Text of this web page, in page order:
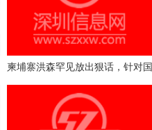
柬埔寨洪森罕见放出狠话，针对国
求彻查涉案官员